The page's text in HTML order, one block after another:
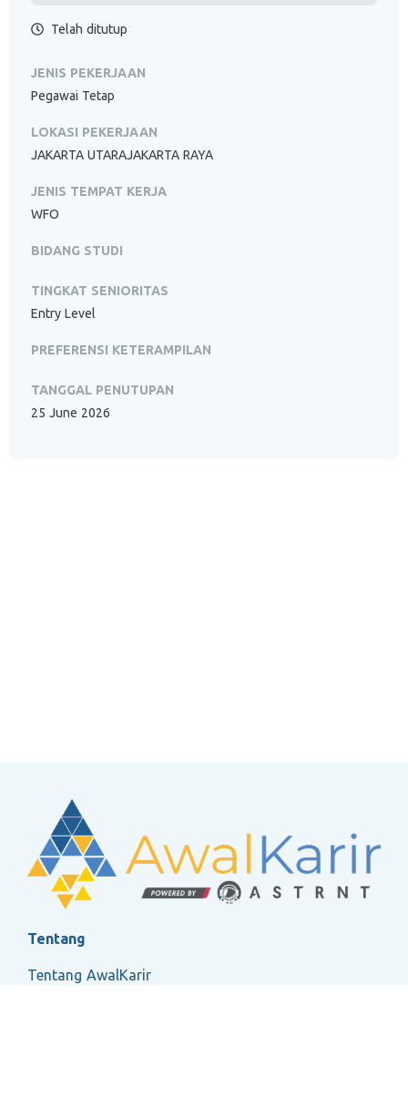
Telah ditutup
JENIS PEKERJAAN
Pegawai Tetap
LOKASI PEKERJAAN
JAKARTA UTARAJAKARTA RAYA
JENIS TEMPAT KERJA
WFO
BIDANG STUDI
TINGKAT SENIORITAS
Entry Level
PREFERENSI KETERAMPILAN
TANGGAL PENUTUPAN
25 June 2026
Tentang
Tentang AwalKarir